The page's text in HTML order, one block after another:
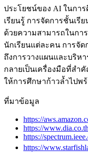
ประโยชน์ของ AI ในกา
เรียนรู้ การจัดการชั้นเรี
ด้วยความสามารถในกา
นักเรียนแต่ละคน การจั
ถึงการวางแผนและบริห
กลายเป็นเครื่องมือที่สำ
ให้การศึกษาก้าวล้ำไปพ
ที่มาข้อมูล
https://
https://
https://
https://